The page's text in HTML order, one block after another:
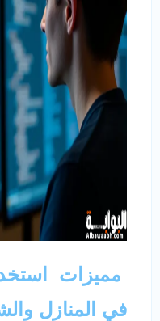
مميزات
في المنازل